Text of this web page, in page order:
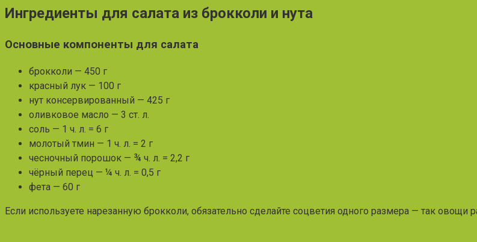
Ингредиенты для салата из брокколи и нута
Основные компоненты для салата
брокколи — 450 г
красный лук — 100 г
нут консервированный — 425 г
оливковое масло — 3 ст. л.
соль — 1 ч. л. = 6 г
молотый тмин — 1 ч. л. = 2 г
чесночный порошок — ¾ ч. л. = 2,2 г
чёрный перец — ¼ ч. л. = 0,5 г
фета — 60 г
Если используете нарезанную брокколи, обязательно сделайте соцветия одного размера — так овощи